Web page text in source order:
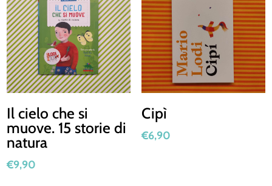
Il cielo che si
muove. 15 storie di
natura
€9,90
Cipì
€6,90